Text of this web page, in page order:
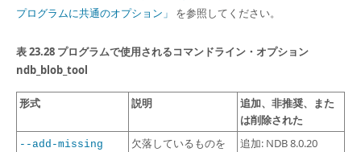
プログラムに共通のオプション」
を参照してください。
表 23.28 プログラムで使用されるコマンドライン・オプション
ndb_blob_tool
形式 説明
追加、非推奨、また
は削除された
--add-missing
欠落しているものを
追加: NDB 8.0.20